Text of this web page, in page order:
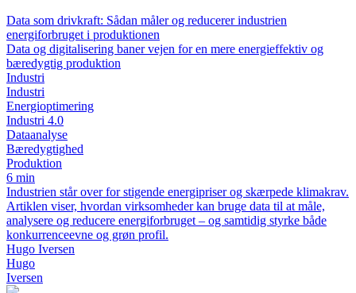
Data som drivkraft: Sådan måler og reducerer industrien
energiforbruget i produktionen
Data og digitalisering baner vejen for en mere energieffektiv og
bæredygtig produktion
Industri
Industri
Energioptimering
Industri 4.0
Dataanalyse
Bæredygtighed
Produktion
6 min
Industrien står over for stigende energipriser og skærpede klimakrav.
Artiklen viser, hvordan virksomheder kan bruge data til at måle,
analysere og reducere energiforbruget – og samtidig styrke både
konkurrenceevne og grøn profil.
Hugo Iversen
Hugo
Iversen